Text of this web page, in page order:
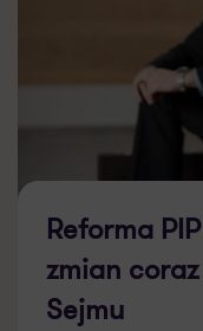
Reforma
zmian
Sejmu